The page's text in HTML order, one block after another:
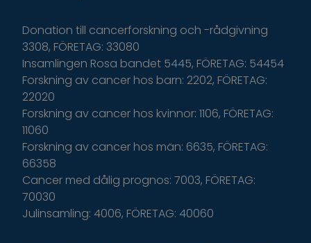
Donation till cancerforskning och -rådgivning
3308, FÖRETAG: 33080
Insamlingen Rosa bandet 5445, FÖRETAG: 54454
Forskning av cancer hos barn: 2202, FÖRETAG:
22020
Forskning av cancer hos kvinnor: 1106, FÖRETAG:
11060
Forskning av cancer hos män: 6635, FÖRETAG:
66358
Cancer med dålig prognos: 7003, FÖRETAG:
70030
Julinsamling: 4006, FÖRETAG: 40060